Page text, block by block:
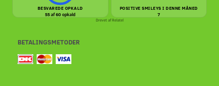
BESVAREDE OPKALD
55 af 60 opkald
POSITIVE SMILEYS I DENNE MÅNED
7
Drevet afRelatel
BETALINGSMETODER